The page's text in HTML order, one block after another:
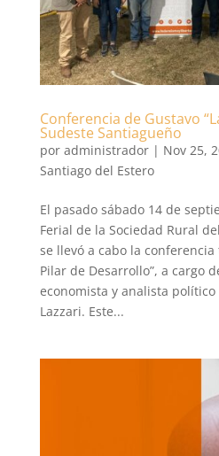
Conferencia de Gustavo
Sudeste Santiagueño
por administrador| Nov 25,
Santiago del Estero
El pasado sábado 14 de
Ferial de la Sociedad Rural
se llevó a cabo la
Pilar de Desarrollo”, a cargo
economista y analista político
Lazzari. Este...